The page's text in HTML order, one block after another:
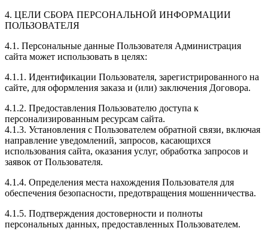
4. ЦЕЛИ СБОРА ПЕРСОНАЛЬНОЙ ИНФОРМАЦИИ
ПОЛЬЗОВАТЕЛЯ
4.1. Персональные данные Пользователя Администрация
сайта может использовать в целях:
4.1.1. Идентификации Пользователя, зарегистрированного на
сайте, для оформления заказа и (или) заключения Договора.
4.1.2. Предоставления Пользователю доступа к
персонализированным ресурсам сайта.
4.1.3. Установления с Пользователем обратной связи, включая
направление уведомлений, запросов, касающихся
использования сайта, оказания услуг, обработка запросов и
заявок от Пользователя.
4.1.4. Определения места нахождения Пользователя для
обеспечения безопасности, предотвращения мошенничества.
4.1.5. Подтверждения достоверности и полноты
персональных данных, предоставленных Пользователем.